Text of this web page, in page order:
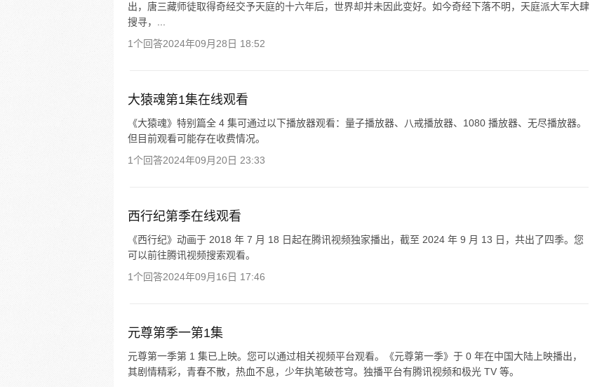
出，唐三藏师徒取得奇经交予天庭的十六年后，世界却并未因此变好。如今奇经下落不明，天庭派大军大肆
搜寻，...
1个回答2024年09月28日 18:52
大猿魂第1集在线观看
《大猿魂》特别篇全 4 集可通过以下播放器观看：量子播放器、八戒播放器、1080 播放器、无尽播放器。
但目前观看可能存在收费情况。
1个回答2024年09月20日 23:33
西行纪第季在线观看
《西行纪》动画于 2018 年 7 月 18 日起在腾讯视频独家播出，截至 2024 年 9 月 13 日，共出了四季。您
可以前往腾讯视频搜索观看。
1个回答2024年09月16日 17:46
元尊第季一第1集
元尊第一季第 1 集已上映。您可以通过相关视频平台观看。《元尊第一季》于 0 年在中国大陆上映播出，
其剧情精彩，青春不散，热血不息，少年执笔破苍穹。独播平台有腾讯视频和极光 TV 等。